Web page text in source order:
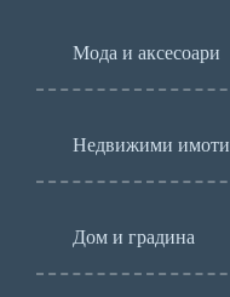
Мода и аксесоари
Недвижими имоти
Дом и градина